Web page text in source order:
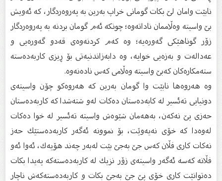
نابێت وامان لێ‌ بكات گومانی خراپ بەرین بە پەروەردگار، كە ئەویش
بێ‌ واسیتە وەڵاممان ناداتەوە؛ چونكە ئەم گومان بردنە بە پەروەردگار
زۆر گوناهێكی گەورەیە؛ وە كەم كردنەوەی قەدو گەورەیی و
عەدالەت و بەزەیی خوایە، وە دابەزاندنیەتی بۆ ڕیزی كاربەدەستە
ستەمكارەكان كەبێ‌ واسیتە وەڵامی كەس نادەنەوە.
وە هەروەها نابێت وا گومان بەرین كە هەروەكو چۆن واسیتەی
دونیایی تەئسیر لە كابەدەستان دەكات لەو شتەشدا كە كاربەدەستان
حەزی پێ‌ نەكەن، بەهەمان شێوەش واسیتە تەئسیر لە خوا دەكات
لەوەدا كە خۆی نەیەوێت، بۆ نموونە ئەگەر كاربەدەستێك حەز
نەكات كاری فڵان كەس جێ‌ بەجێ‌ بێت لەبەر چەند هۆیەك، ئەوا ئەو
فڵانە كەسە ئەگەر واسیتەی زۆر نزیك لە كاربەدەستەكە پەیدا بكات
دەتوانێت كاری خۆی پێ‌ جێ‌ بەجێ‌ بكات و كاربەدەستەكەش ناچار